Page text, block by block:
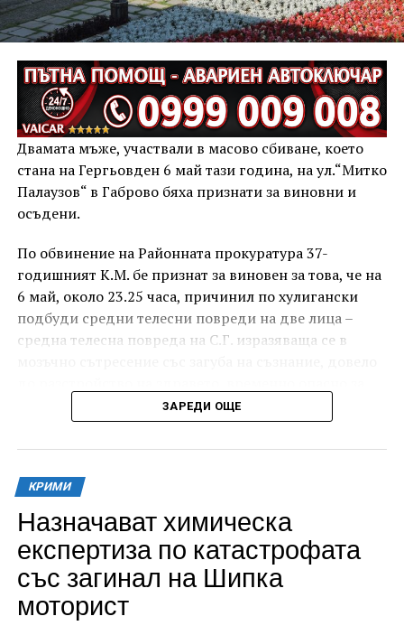
Двамата мъже, участвали в масово сбиване, което
стана на Гергьовден 6 май тази година, на ул.“Митко
Палаузов“ в Габрово бяха признати за виновни и
осъдени.
По обвинение на Районната прокуратура 37-
годишният К.М. бе признат за виновен за това, че на
6 май, около 23.25 часа, причинил по хулигански
подбуди средни телесни повреди на две лица –
средна телесна повреда на С.Г. изразяваща се в
живота, и лека телесна повреда на Х.С., която бе с
порезна рана на петия пръст на дясната ръка,
довела до разстройство на здравето, неопасно за
За извършеното престъпление 37-годишният бе
осъден с наложено наказание 1 година и 8 месеца
лишаване от свобода, чието изпълнение бб отложено
за срок от 4 години и 6 месеца.
Съучастникът му, с инициали А.Н. на 19 години, пък
ЗАРЕДИ ОЩЕ
КРИМИ
Назначават химическа
експертиза по катастрофата
със загинал на Шипка
моторист